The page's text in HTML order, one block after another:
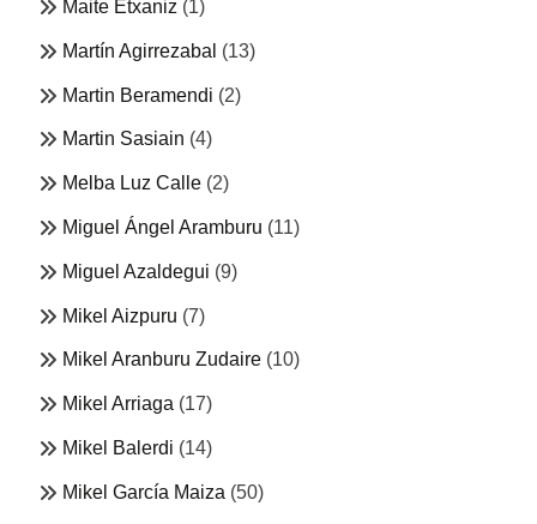
Maite Etxaniz (1)
Martín Agirrezabal (13)
Martin Beramendi (2)
Martin Sasiain (4)
Melba Luz Calle (2)
Miguel Ángel Aramburu (11)
Miguel Azaldegui (9)
Mikel Aizpuru (7)
Mikel Aranburu Zudaire (10)
Mikel Arriaga (17)
Mikel Balerdi (14)
Mikel García Maiza (50)